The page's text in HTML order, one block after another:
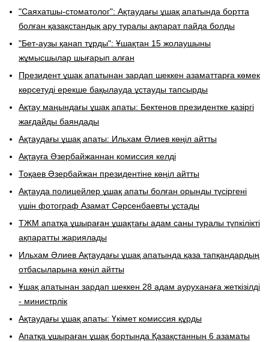
"Саяхатшы-стоматолог": Ақтаудағы ұшақ апатында бортта
болған қазақстандық ару туралы ақпарат пайда болды
"Бет-аузы қанап тұрды": Ұшақтан 15 жолаушыны
жұмысшылар шығарып алған
Президент ұшақ апатынан зардап шеккен азаматтарға көмек
көрсетуді ерекше бақылауда ұстауды тапсырды
Ақтау маңындағы ұшақ апаты: Бектенов президентке қазіргі
жағдайды баяндады
Ақтаудағы ұшақ апаты: Ильхам Әлиев көңіл айтты
Ақтауға Әзербайжаннан комиссия келді
Тоқаев Әзербайжан президентіне көңіл айтты
Ақтауда полицейлер ұшақ апаты болған орынды түсіргені
үшін фотограф Азамат Сәрсенбаевты ұстады
ТЖМ апатқа ұшыраған ұшақтағы адам саны туралы түпкілікті
ақпаратты жариялады
Ильхам Әлиев Ақтаудағы ұшақ апатында қаза тапқандардың
отбасыларына көңіл айтты
Ұшақ апатынан зардап шеккен 28 адам ауруханаға жеткізілді
- министрлік
Ақтаудағы ұшақ апаты: Үкімет комиссия құрды
​Апатқа ұшыраған ұшақ бортында Қазақстанның 6 азаматы